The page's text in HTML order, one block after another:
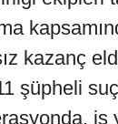
kazanç
şüpheli
iş